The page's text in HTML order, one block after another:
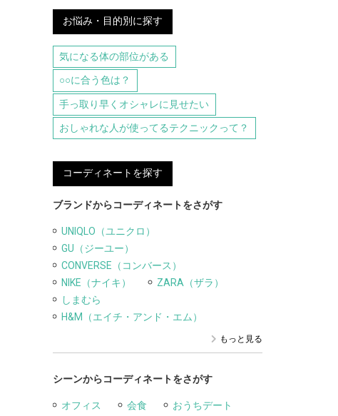
お悩み・目的別に探す
気になる体の部位がある
○○に合う色は？
手っ取り早くオシャレに見せたい
おしゃれな人が使ってるテクニックって？
コーディネートを探す
ブランドからコーディネートをさがす
UNIQLO（ユニクロ）
GU（ジーユー）
CONVERSE（コンバース）
NIKE（ナイキ）
ZARA（ザラ）
しまむら
H&M（エイチ・アンド・エム）
もっと見る
シーンからコーディネートをさがす
オフィス 会食
おうちデート